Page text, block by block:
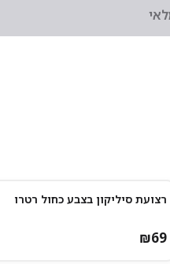
רצועת סיליקון בצבע כחול רטרו
₪69